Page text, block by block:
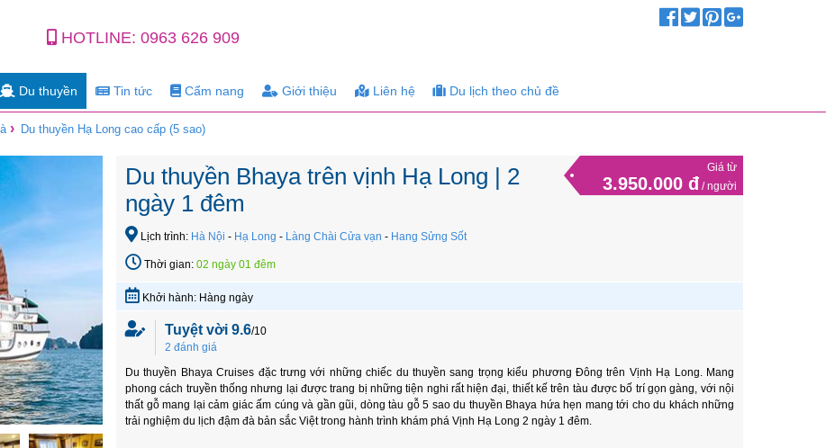
HOTLINE: 0963 626 909
Du thuyền Tin tức Cẩm nang Giới thiệu Liên hệ Du lịch theo chủ đề
› Du thuyền Hạ Long cao cấp (5 sao)
Du thuyền Bhaya trên vịnh Hạ Long | 2
ngày 1 đêm
Giá từ
3.950.000 đ / người
Lịch trình: Hà Nội - Hạ Long - Làng Chài Cửa vạn - Hang Sửng Sốt
Thời gian: 02 ngày 01 đêm
Khởi hành: Hàng ngày
Tuyệt vời 9.6/10
2 đánh giá
Du thuyền Bhaya Cruises đặc trưng với những chiếc du thuyền sang trọng kiểu phương Đông trên Vịnh Hạ Long. Mang
phong cách truyền thống nhưng lại được trang bị những tiện nghi rất hiện đại, thiết kế trên tàu được bố trí gọn gàng, với nội
thất gỗ mang lại cảm giác ấm cúng và gần gũi, dòng tàu gỗ 5 sao du thuyền Bhaya hứa hẹn mang tới cho du khách những
trải nghiệm du lịch đậm đà bản sắc Việt trong hành trình khám phá Vịnh Hạ Long 2 ngày 1 đêm.